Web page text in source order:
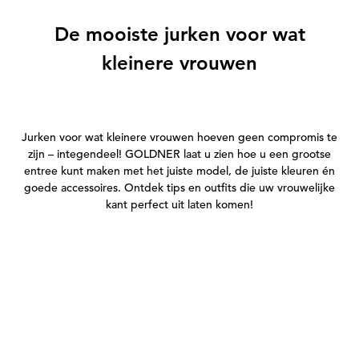
De mooiste jurken voor wat
kleinere vrouwen
Jurken voor wat kleinere vrouwen hoeven geen compromis te
zijn – integendeel! GOLDNER laat u zien hoe u een grootse
entree kunt maken met het juiste model, de juiste kleuren én
goede accessoires. Ontdek tips en outfits die uw vrouwelijke
kant perfect uit laten komen!